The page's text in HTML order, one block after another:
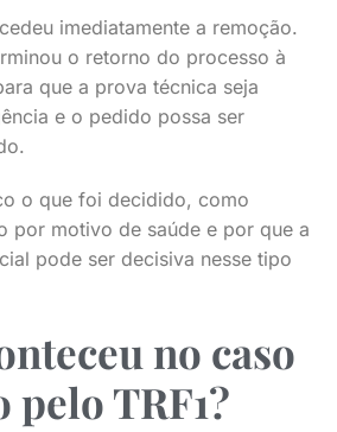
imediatamente a remoção.
o retorno do processo à
que a prova técnica seja
e o pedido possa ser
o que foi decidido, como
por motivo de saúde e por que a
pode ser decisiva nesse tipo
no caso
pelo TRF1?